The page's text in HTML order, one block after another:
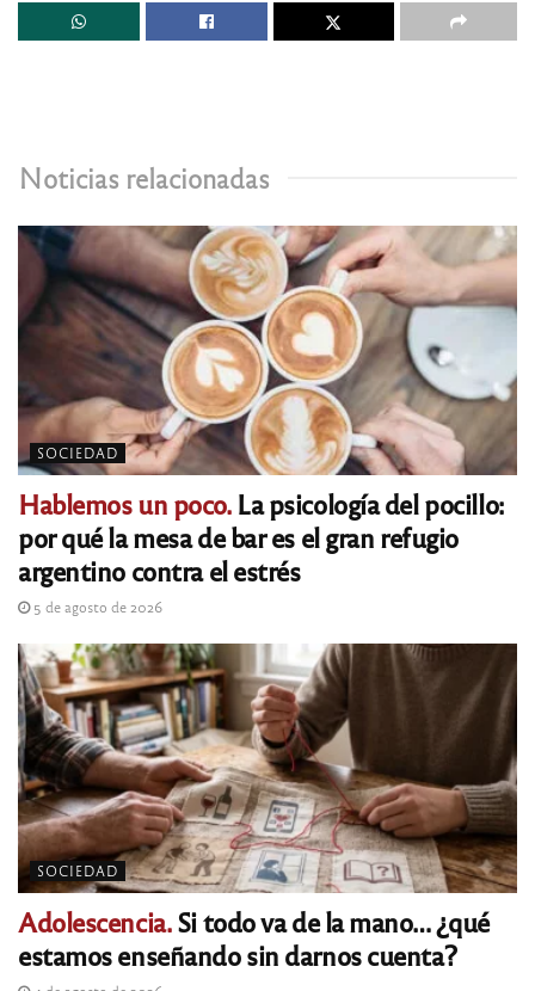
Noticias relacionadas
SOCIEDAD
Hablemos un poco.La psicología del pocillo:
por qué la mesa de bar es el gran refugio
argentino contra el estrés
5 de agosto de 2026
SOCIEDAD
Adolescencia.Si todo va de la mano… ¿qué
estamos enseñando sin darnos cuenta?